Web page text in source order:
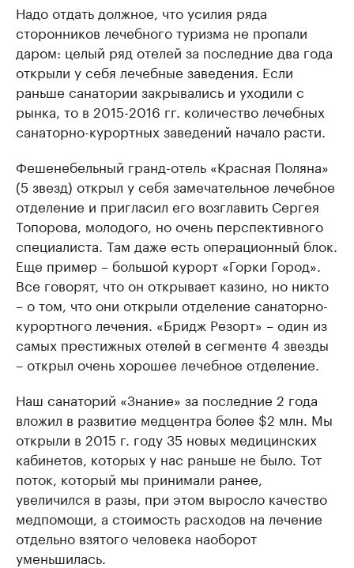
Надо отдать должное, что усилия ряда
сторонников лечебного туризма не пропали
даром: целый ряд отелей за последние два года
открыли у себя лечебные заведения. Если
раньше санатории закрывались и уходили с
рынка, то в 2015-2016 гг. количество лечебных
санаторно-курортных заведений начало расти.
Фешенебельный гранд-отель «Красная Поляна»
(5 звезд) открыл у себя замечательное лечебное
отделение и пригласил его возглавить Сергея
Топорова, молодого, но очень перспективного
специалиста. Там даже есть операционный блок.
Еще пример – большой курорт «Горки Город».
Все говорят, что он открывает казино, но никто
– о том, что они открыли отделение санаторно-
курортного лечения. «Бридж Резорт» – один из
самых престижных отелей в сегменте 4 звезды
– открыл очень хорошее лечебное отделение.
Наш санаторий «Знание» за последние 2 года
вложил в развитие медцентра более $2 млн. Мы
открыли в 2015 г. году 35 новых медицинских
кабинетов, которых у нас раньше не было. Тот
поток, который мы принимали ранее,
увеличился в разы, при этом выросло качество
медпомощи, а стоимость расходов на лечение
отдельно взятого человека наоборот
уменьшилась.